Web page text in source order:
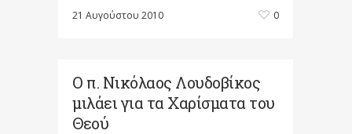
21 Αυγούστου 2010 0
Ο π. Νικόλαος Λουδοβίκος
μιλάει για τα Χαρίσματα του
Θεού